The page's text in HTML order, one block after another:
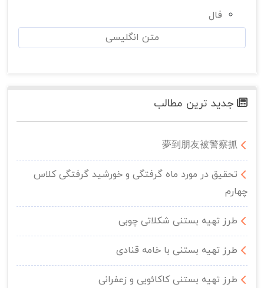
فال
متن انگلیسی
جدید ترین مطالب
夢到朋友被警察抓
تحقیق در مورد ماه گرفتگی و خورشید گرفتگی کلاس
چهارم
طرز تهیه بستنی شکلاتی چوبی
طرز تهیه بستنی با خامه قنادی
طرز تهیه بستنی کاکائویی و زعفرانی